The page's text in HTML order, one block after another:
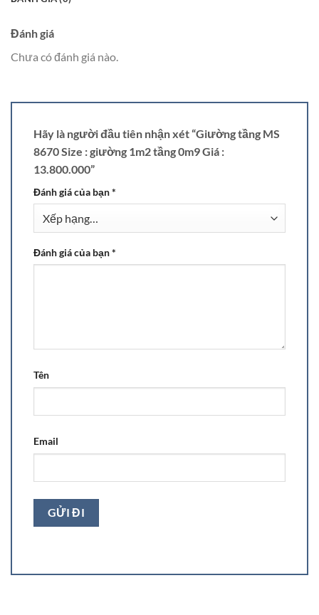
Đánh giá
Chưa có đánh giá nào.
Hãy là người đầu tiên nhận xét “Giường tầng MS
8670 Size : giường 1m2 tầng 0m9 Giá :
13.800.000”
Đánh giá của bạn*
Đánh giá của bạn*
Tên
Email